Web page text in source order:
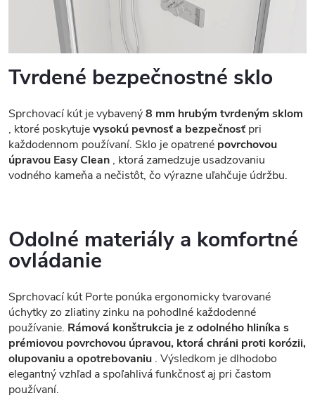
Tvrdené bezpečnostné sklo
Sprchovací kút je vybavený8 mm hrubým tvrdeným sklom
, ktoré poskytujevysokú pevnosť a bezpečnosť pri
každodennom používaní. Sklo je opatrené povrchovou
úpravou Easy Clean , ktorá zamedzuje usadzovaniu
vodného kameňa a nečistôt, čo výrazne uľahčuje údržbu.
Odolné materiály a komfortné
ovládanie
Sprchovací kút Porte ponúka ergonomicky tvarované
úchytky zo zliatiny zinku na pohodlné každodenné
používanie. Rámová konštrukcia je z odolného hliníka s
prémiovou povrchovou úpravou, ktorá chráni proti korózii,
olupovaniu a opotrebovaniu . Výsledkom je dlhodobo
elegantný vzhľad a spoľahlivá funkčnosť aj pri častom
používaní.